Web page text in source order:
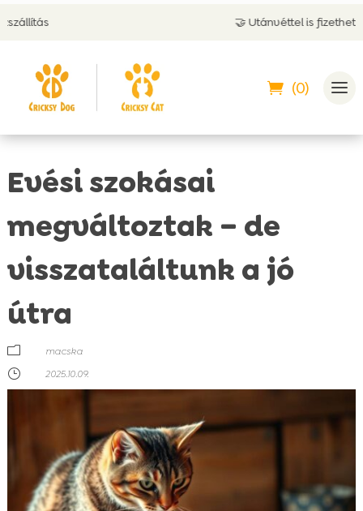
🤝 Utánvéttel is fizethetsz
(0)
Evési szokásai
megváltoztak – de
visszataláltunk a jó
útra
m
macska
}
2025.10.09.